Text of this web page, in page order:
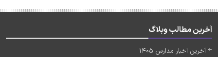
آخرین مطالب وبلاگ
آخرین اخبار مدارس 1405